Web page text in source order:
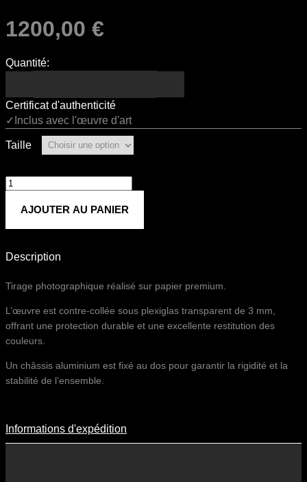
1200,00 €
Quantité:
Certificat d'authenticité
✓Inclus avec l'œuvre d'art
Taille
quantité
ALORS
AJOUTER AU PANIER
Description
Tirage photographique réalisé sur papier premium.
L’œuvre est contre-collée sous plexiglas transparent de 3 mm,
offrant une protection durable et une excellente restitution des
couleurs.
Un châssis aluminium est fixé au dos pour garantir la rigidité et la
stabilité de l’ensemble.
Informations D'expédition
Informations d'expédition